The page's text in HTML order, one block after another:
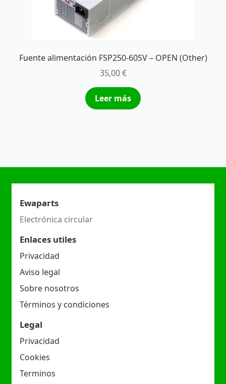
Fuente alimentación FSP250-60SV – OPEN (Other)
35,00€
Leer más
Ewaparts
Electrónica circular
Enlaces utiles
Privacidad
Aviso legal
Sobre nosotros
Términos y condiciones
Legal
Privacidad
Cookies
Terminos